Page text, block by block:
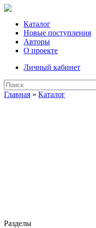
Каталог
Новые поступления
Авторы
О проекте
Личный кабинет
Главная » Каталог
Разделы